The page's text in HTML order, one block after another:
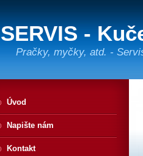
SERVIS -
Pračky, myčky, atd. -
Úvod
Napište nám
Kontakt